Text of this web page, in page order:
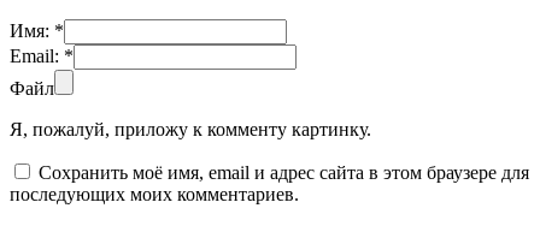
Имя: *
Email: *
Файл
Я, пожалуй, приложу к комменту картинку.
Сохранить моё имя, email и адрес сайта в этом браузере для
последующих моих комментариев.